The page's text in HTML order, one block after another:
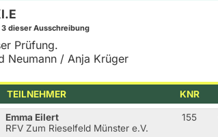
3 dieser Ausschreibung
Prüfung.
Neumann / Anja Krüger
TEILNEHMER KNR
Emma Eilert
RFV Zum Rieselfeld Münster e.V.
155